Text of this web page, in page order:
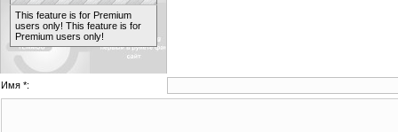
This feature is for Premium
users only! This feature is for
Premium users only!
Имя *: